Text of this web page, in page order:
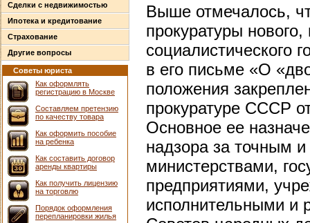
Сделки с недвижимостью
Ипотека и кредитование
Страхование
Другие вопросы
Советы юриста
Как оформлять
регистрацию в Москве
Составляем претензию
по качеству товара
Как оформить пособие
на ребенка
Как составить договор
аренды квартиры
Как получить лицензию
на торговлю
Порядок оформления
перепланировки жилья
Выше отмечалось,
прокуратуры
социалистического
в его письме «О
положения
прокуратуре СССР
Основное ее
надзора за точным
министерствами,
предприятиями,
исполнительными и